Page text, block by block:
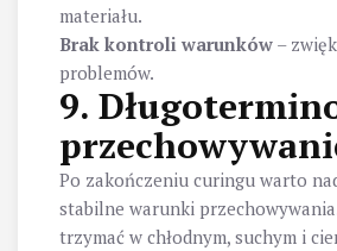
materiału.
Brak kontroli warunków –
problemów.
9.
Po zakończeniu curingu warto
stabilne warunki
trzymać w chłodnym, suchym i